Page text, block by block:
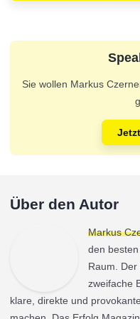
Sie wollen Markus
Über den Autor
Markus
den
Raum.
zweifache
klare, direkte und